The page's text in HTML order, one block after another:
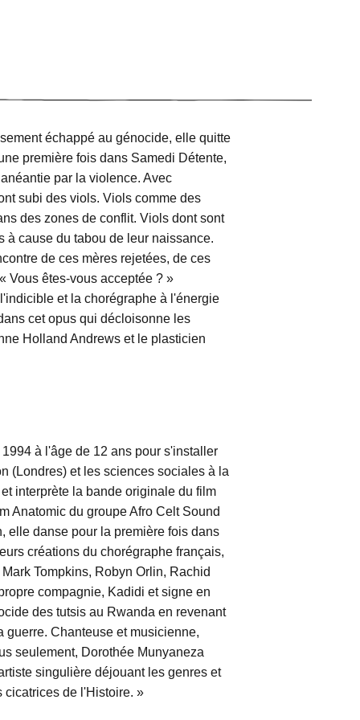
échappé au génocide, elle quitte
première fois dans Samedi Détente,
par la violence. Avec
subi des viols. Viols comme des
des zones de conflit. Viols dont sont
à cause du tabou de leur naissance.
de ces mères rejetées, de ces
Vous êtes-vous acceptée ? »
et la chorégraphe à l'énergie
cet opus qui décloisonne les
Holland Andrews et le plasticien
à l'âge de 12 ans pour s'installer
(Londres) et les sciences sociales à la
interprète la bande originale du film
Anatomic du groupe Afro Celt Sound
elle danse pour la première fois dans
créations du chorégraphe français,
Tompkins, Robyn Orlin, Rachid
compagnie, Kadidi et signe en
des tutsis au Rwanda en revenant
guerre. Chanteuse et musicienne,
seulement, Dorothée Munyaneza
singulière déjouant les genres et
cicatrices de l'Histoire. »